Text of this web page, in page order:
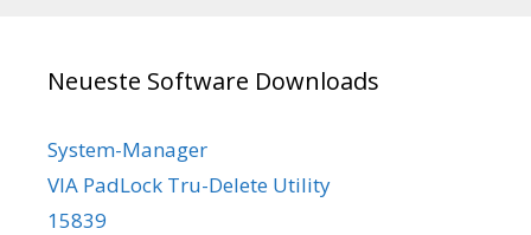
Neueste Software Downloads
System-Manager
VIA PadLock Tru-Delete Utility
15839